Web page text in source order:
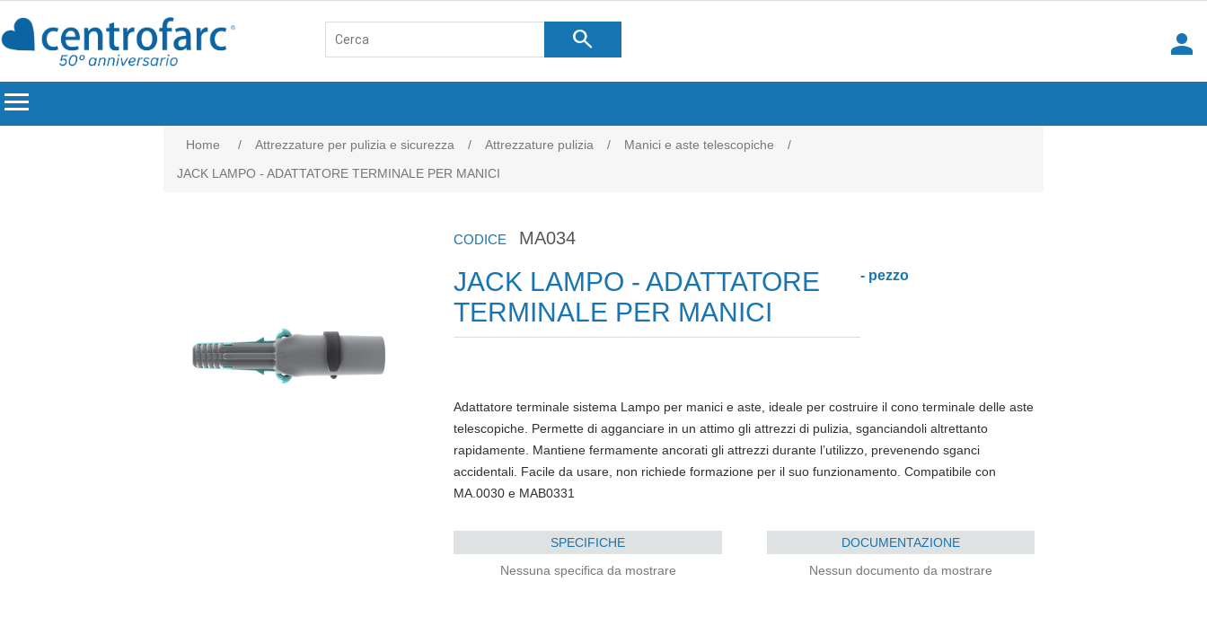
search
person
menu
Home / Attrezzature per pulizia e sicurezza / Attrezzature pulizia / Manici e aste telescopiche
/
JACK LAMPO - ADATTATORE TERMINALE PER MANICI
CODICE MA034
JACK LAMPO - ADATTATORE
TERMINALE PER MANICI
- pezzo
Adattatore terminale sistema Lampo per manici e aste, ideale per costruire il cono terminale delle aste
telescopiche. Permette di agganciare in un attimo gli attrezzi di pulizia, sganciandoli altrettanto
rapidamente. Mantiene fermamente ancorati gli attrezzi durante l’utilizzo, prevenendo sganci
accidentali. Facile da usare, non richiede formazione per il suo funzionamento. Compatibile con
MA.0030 e MAB0331
SPECIFICHE
Nessuna specifica da mostrare
DOCUMENTAZIONE
Nessun documento da mostrare